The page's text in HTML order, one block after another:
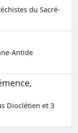
du Sacré-
Antide
Dioclétien et 3